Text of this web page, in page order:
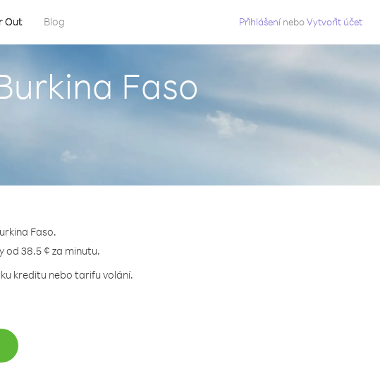
Out Blog Přihlášení neboVytvořit účet
Faso
Faso.
od 38.5 ¢ za minutu.
kreditu nebo tarifu volání.